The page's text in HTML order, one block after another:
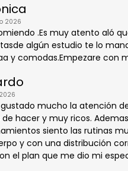
2026
.Es muy atento aló
algún estudio te lo
y comodas.Empezare con
mucho la atención
de hacer y muy ricos.
siento las rutinas
y con una distribución
el plan que me dio mi